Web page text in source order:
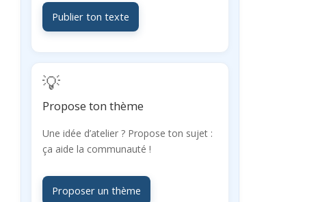
Publier ton texte
💡
Propose ton thème
Une idée d’atelier ? Propose ton sujet :
ça aide la communauté !
Proposer un thème